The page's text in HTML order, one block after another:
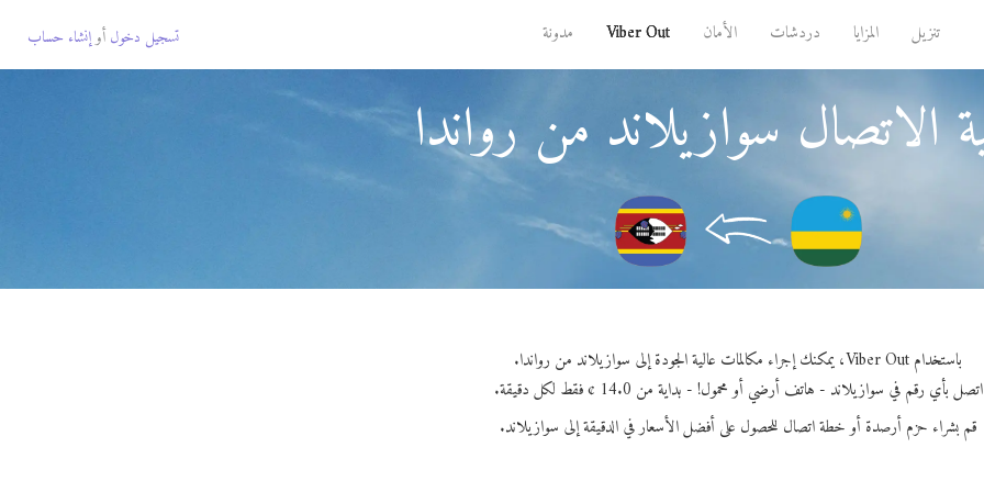
تنزيل المزايا دردشات الأمان Viber Out مدونة تسجيل دخول أوإنشاء حساب
الاتصال سوازيلاند من رواندا
باستخدام Viber Out، يمكنك إجراء مكالمات عالية الجودة إلى سوازيلاند من رواندا.
اتصل بأي رقم في سوازيلاند - هاتف أرضي أو محمول! - بداية من 14.0 ¢ فقط لكل دقيقة.
قم بشراء حزم أرصدة أو خطة اتصال للحصول على أفضل الأسعار في الدقيقة إلى سوازيلاند.